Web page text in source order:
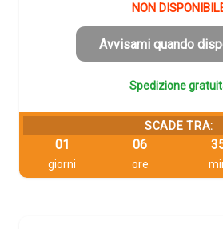
era:
NON
Avvisami quando
Spedizione
SCADE TRA:
01
giorni
06
ore